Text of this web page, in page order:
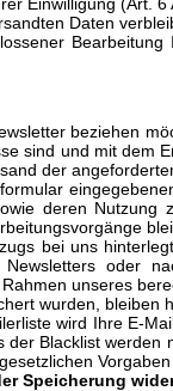
Daten
beziehen
sind und mit dem
der
deren Nutzung
bei uns
oder
unseres
wurden, bleiben
wird Ihre E-
Blacklist
Speicherung